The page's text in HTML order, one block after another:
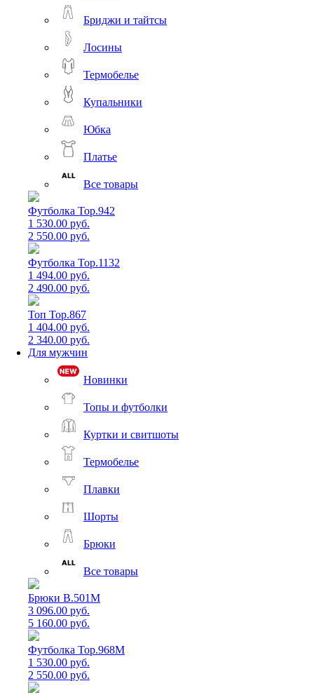
Бриджи и тайтсы
Лосины
Термобелье
Купальники
Юбка
Платье
Все товары
Футболка Top.942
1 530.00 руб.
2 550.00 руб.
Футболка Top.1132
1 494.00 руб.
2 490.00 руб.
Топ Top.867
1 404.00 руб.
2 340.00 руб.
Для мужчин
Новинки
Топы и футболки
Куртки и свитшоты
Термобелье
Плавки
Шорты
Брюки
Все товары
Брюки B.501M
3 096.00 руб.
5 160.00 руб.
Футболка Top.968M
1 530.00 руб.
2 550.00 руб.